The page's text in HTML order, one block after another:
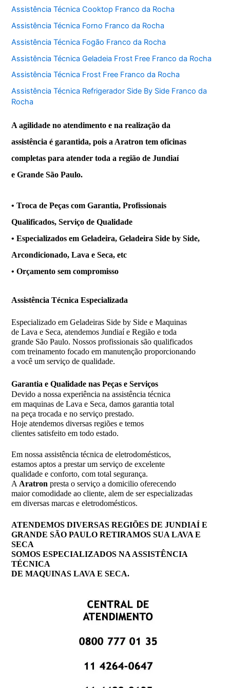
Assistência Técnica Cooktop Franco da Rocha
Assistência Técnica Forno Franco da Rocha
Assistência Técnica Fogão Franco da Rocha
Assistência Técnica Geladeia Frost Free Franco da Rocha
Assistência Técnica Frost Free Franco da Rocha
Assistência Técnica Refrigerador Side By Side Franco da
Rocha
A agilidade no atendimento e na realização da
assistência é garantida, pois a Aratron tem oficinas
completas para atender toda a região de Jundiaí
e Grande São Paulo.
• Troca de Peças com Garantia, Profissionais
Qualificados, Serviço de Qualidade
• Especializados em Geladeira, Geladeira Side by Side,
Arcondicionado, Lava e Seca, etc
• Orçamento sem compromisso
Assistência Técnica Especializada
Especializado em Geladeiras Side by Side e Maquinas
de Lava e Seca, atendemos Jundiaí e Região e toda
grande São Paulo. Nossos profissionais são qualificados
com treinamento focado em manutenção proporcionando
a você um serviço de qualidade.
Garantia e Qualidade nas Peças e Serviços
Devido a nossa experiência na assistência técnica
em maquinas de Lava e Seca, damos garantia total
na peça trocada e no serviço prestado.
Hoje atendemos diversas regiões e temos
clientes satisfeito em todo estado.
Em nossa assistência técnica de eletrodomésticos,
estamos aptos a prestar um serviço de excelente
qualidade e conforto, com total segurança.
AAratron presta o serviço a domicilio oferecendo
maior comodidade ao cliente, alem de ser especializadas
em diversas marcas e eletrodomésticos.
ATENDEMOS DIVERSAS REGIÕES DE JUNDIAÍ E
GRANDE SÃO PAULO RETIRAMOS SUA LAVA E
SECA
SOMOS ESPECIALIZADOS NA ASSISTÊNCIA
TÉCNICA
DE MAQUINAS LAVA E SECA.